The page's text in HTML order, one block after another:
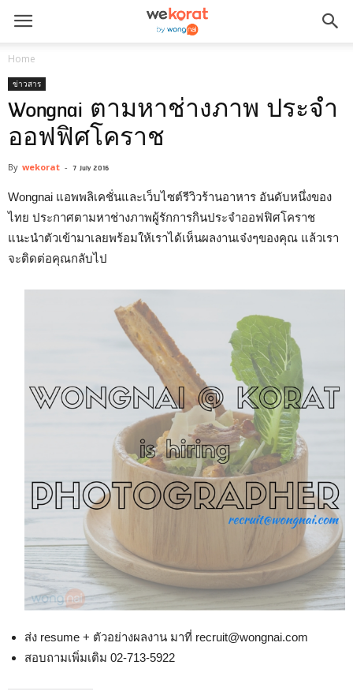
Home
ข่าวสาร
Wongnai ตามหาช่างภาพ ประจำ
ออฟฟิศโคราช
By wekorat - 7 July 2016
Wongnai แอพพลิเคชั่นและเว็บไซต์รีวิวร้านอาหาร อันดับหนึ่งของ
ไทย ประกาศตามหาช่างภาพผู้รักการกินประจำออฟฟิศโคราช
แนะนำตัวเข้ามาเลยพร้อมให้เราได้เห็นผลงานเจ๋งๆของคุณ แล้วเรา
จะติดต่อคุณกลับไป
ส่ง resume + ตัวอย่างผลงาน มาที่ recruit@wongnai.com
สอบถามเพิ่มเติม 02-713-5922